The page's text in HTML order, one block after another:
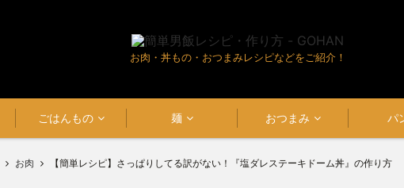
お肉・丼もの・おつまみレシピなどをご紹介！
ごはんもの 麺 おつまみ パ
お肉 【簡単レシピ】さっぱりしてる訳がない！『塩ダレステーキドーム丼』の作り方